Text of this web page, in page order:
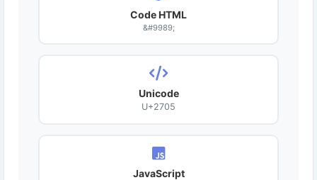
Code HTML
&#9989;
Unicode
U+2705
JavaScript